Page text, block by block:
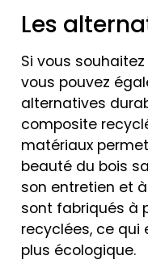
Les
Si vous
vous pouvez
alternatives
composite
matériaux
beauté du bois
son entretien et
sont fabriqués à
recyclées, ce qui
plus écologique.